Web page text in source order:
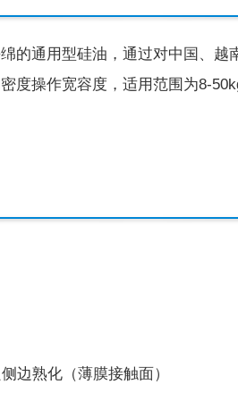
的通用型硅油，通过对中国、
度操作宽容度，适用范围为8-
边熟化（薄膜接触面）